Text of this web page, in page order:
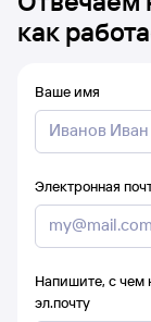
как
Ваше имя
Электронная
Напишите, с чем
эл.почту